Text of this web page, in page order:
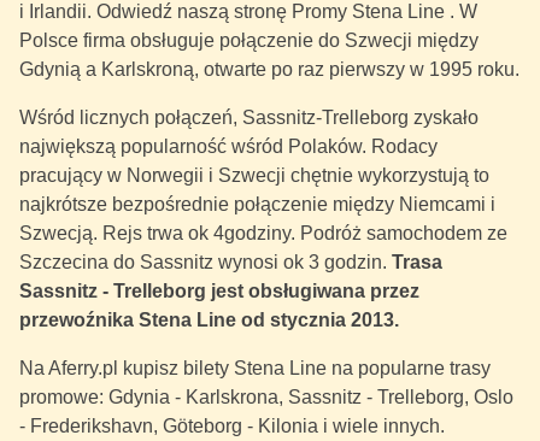
i Irlandii. Odwiedź naszą stronę Promy Stena Line . W
Polsce firma obsługuje połączenie do Szwecji między
Gdynią a Karlskroną, otwarte po raz pierwszy w 1995 roku.
Wśród licznych połączeń, Sassnitz-Trelleborg zyskało
największą popularność wśród Polaków. Rodacy
pracujący w Norwegii i Szwecji chętnie wykorzystują to
najkrótsze bezpośrednie połączenie między Niemcami i
Szwecją. Rejs trwa ok 4godziny. Podróż samochodem ze
Szczecina do Sassnitz wynosi ok 3 godzin. Trasa
Sassnitz - Trelleborg jest obsługiwana przez
przewoźnika Stena Line od stycznia 2013.
Na Aferry.pl kupisz bilety Stena Line na popularne trasy
promowe: Gdynia - Karlskrona, Sassnitz - Trelleborg, Oslo
- Frederikshavn, Göteborg - Kilonia i wiele innych.